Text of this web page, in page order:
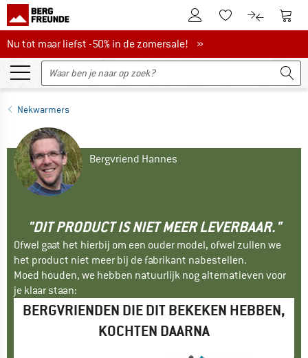
De klantenaccount
Naar deNaar de
Nu tot maar liefst -50% in de zomersale!
Nu tot maar liefst -50% in de zomersale! »
Nekwarmers
Bergvriend Hannes
"DIT PRODUCT IS NIET MEER LEVERBAAR."
Ofwel gaat het hierbij om een ouder model, ofwel zullen we
het product niet meer bij de fabrikant nabestellen.
Moed houden, we hebben natuurlijk nog alternatieven voor
je klaar staan:
BERGVRIENDEN DIE DIT BEKEKEN HEBBEN,
KOCHTEN DAARNA